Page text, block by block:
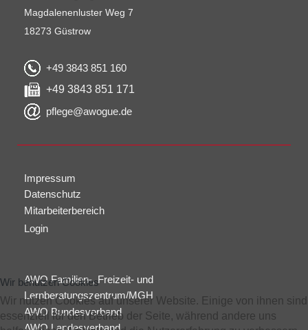
Magdalenenluster Weg 7
18273 Güstrow
+49 3843 851 160
+49 3843 851 171
pflege@awogue.de
Impressum
Datenschutz
Mitarbeiterbereich
Login
AWO Familien-, Freizeit- und
Lernberatungszentrum/MGH
AWO Bundesverband
AWO Landesverband
Wir benutzen Cookies
Wir nutzen Cookies auf unserer Website. Einige von ihnen sind
essenziell für den Betrieb der Seite, während andere uns